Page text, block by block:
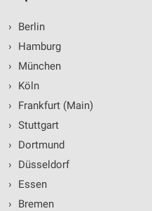
›
Berlin
›
Hamburg
›
München
›
Köln
›
Frankfurt (Main)
› Stuttgart
›
Dortmund
›
Düsseldorf
›
Essen
›
Bremen